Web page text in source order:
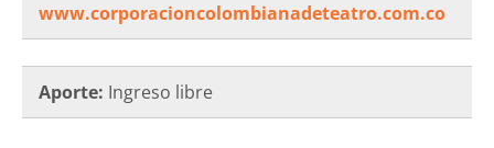
www.corporacioncolombianadeteatro.com.co
Aporte: Ingreso libre